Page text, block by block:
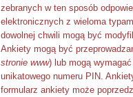
zebranych w ten sposób
elektronicznych z wieloma
dowolnej chwili mogą być
Ankiety mogą być
stronie www) lub mogą
unikatowego numeru PIN.
formularz ankiety może